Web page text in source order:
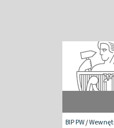
BIP PW/